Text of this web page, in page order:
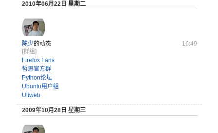
2010年06月22日 星期二
陈少的动态
16:49
[群组]
Firefox Fans
哲思官方群
Python论坛
Ubuntu用户组
Uliweb
2009年10月28日 星期三